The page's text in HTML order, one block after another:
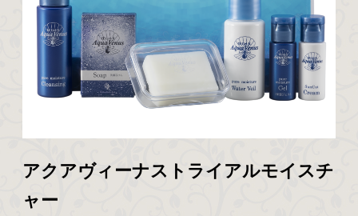
アクアヴィーナストライアルモイスチ
ャー